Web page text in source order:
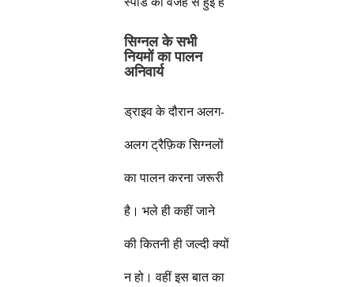
सिग्नल के सभी
नियमों का पालन
अनिवार्य
ड्राइव के दौरान अलग-
अलग ट्रैफ़िक सिग्नलों
का पालन करना जरूरी
है। भले ही कहीं जाने
की कितनी ही जल्दी क्यों
न हो। वहीं इस बात का